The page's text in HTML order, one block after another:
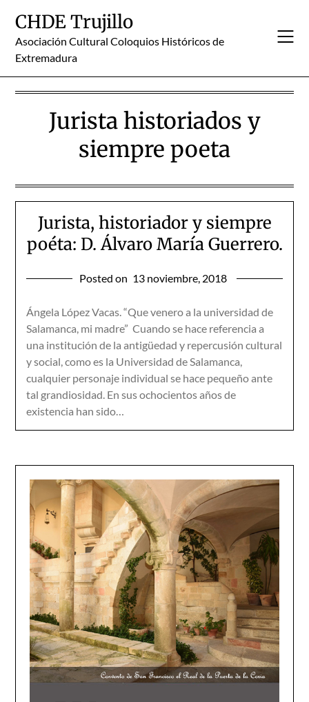
content
CHDE Trujillo
Asociación Cultural Coloquios Históricos de
Extremadura
Jurista historiados y
siempre poeta
Jurista, historiador y siempre
poéta: D. Álvaro María Guerrero.
Posted on 13 noviembre, 2018
Ángela López Vacas. “Que venero a la universidad de
Salamanca, mi madre” Cuando se hace referencia a
una institución de la antigüedad y repercusión cultural
y social, como es la Universidad de Salamanca,
cualquier personaje individual se hace pequeño ante
tal grandiosidad. En sus ochocientos años de
existencia han sido…